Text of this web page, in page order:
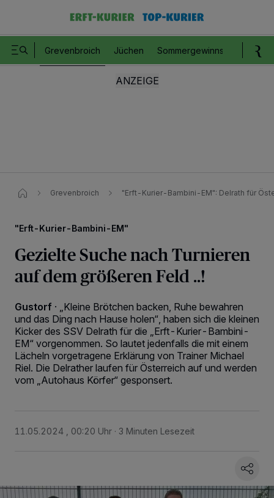
Grevenbroich Jüchen Sommergewinnspiel
Grevenbroich "Erft-Kurier-Bambini-EM"​: Delrath für
"Erft-Kurier-Bambini-EM"
Gezielte Suche nach Turnieren
auf dem größeren Feld ..!
Gustorf · „Kleine Brötchen backen, Ruhe bewahren
und das Ding nach Hause holen“, haben sich die kleinen
Kicker des SSV Delrath für die „Erft-Kurier-Bambini-
EM“ vorgenommen. So lautet jedenfalls die mit einem
Lächeln vorgetragene Erklärung von Trainer Michael
Riel. Die Delrather laufen für Österreich auf und werden
vom „Autohaus Körfer“ gesponsert.
11.05.2024 , 00:20 Uhr 3 Minuten Lesezeit